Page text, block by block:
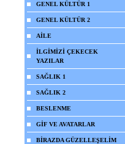
GENEL KÜLTÜR 1
GENEL KÜLTÜR 2
AİLE
İLGİMİZİ ÇEKECEK
YAZILAR
SAĞLIK 1
SAĞLIK 2
BESLENME
GİF VE AVATARLAR
BİRAZDA GÜZELLEŞELİM